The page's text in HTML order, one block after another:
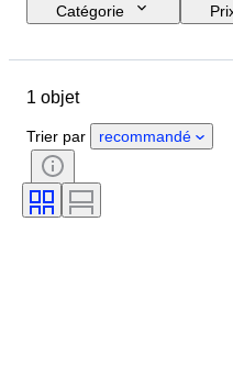
Catégorie
Genre
Couleur
Longueur du bracelet de
Matériau du bracelet de
Diamètre du boîtier
1 objet
Trier par recommandé